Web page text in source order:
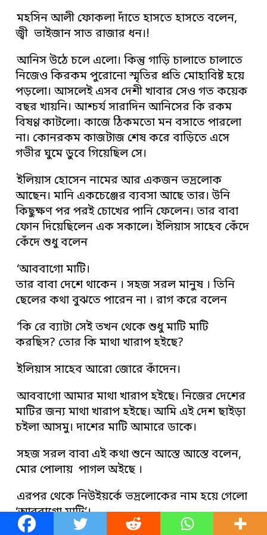
মহসিন আলী ফোকলা দাঁতে হাসতে হাসতে বলেন,
জ্বী ভাইজান সাত রাজার ধন।!
আনিস উঠে চলে এলো। কিন্তু গাড়ি চালাতে চালাতে
নিজেও কিরকম পুরোনো স্মৃতির প্রতি মোহাবিষ্ট হয়ে
পড়লো। আসলেই এসব দেশী খাবার সেও গত কয়েক
বছর খায়নি। আশ্চর্য সারাদিন আনিসের কি রকম
বিষণ্ণ কাটলো। কাজে ঠিকমতো মন বসাতে পারলো
না। কোনরকম কাজটাজ শেষ করে বাড়িতে এসে
গভীর ঘুমে ডুবে গিয়েছিল সে।
ইলিয়াস হোসেন নামের আর একজন ভদ্রলোক
আছেন। মানি একচেঞ্জের ব্যবসা আছে তার। উনি
কিছুক্ষণ পর পরই চোখের পানি ফেলেন। তার বাবা
ফোন দিয়েছিলেন এক সকালে। ইলিয়াস সাহেব কেঁদে
কেঁদে শুধু বলেন
‘আববাগো মাটি।
তার বাবা দেশে থাকেন । সহজ সরল মানুষ । তিনি
ছেলের কথা বুঝতে পারেন না । রাগ করে বলেন
‘কি রে ব্যাটা সেই তখন থেকে শুধু মাটি মাটি
করছিস? তোর কি মাথা খারাপ হইছে?
ইলিয়াস সাহেব আরো জোরে কাঁদেন।
আববাগো আমার মাথা খারাপ হইছে। নিজের দেশের
মাটির জন্য মাথা খারাপ হইছে। আমি এই দেশ ছাইড়া
চইলা আসমু। দাশের মাটি আমারে ডাকে।
সহজ সরল বাবা এই কথা শুনে আস্তে আস্তে বলেন,
মোর পোলায় পাগল অইছে ।
এরপর থেকে নিউইয়র্কে ভদ্রলোকের নাম হয়ে গেলো
‘আববাগো মাটি’।